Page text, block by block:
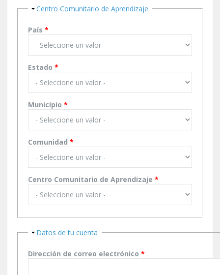
Ocultar
Centro Comunitario de Aprendizaje
País *
Estado *
Municipio *
Comunidad *
Centro Comunitario de Aprendizaje *
Ocultar
Datos de tu cuenta
Dirección de correo electrónico *